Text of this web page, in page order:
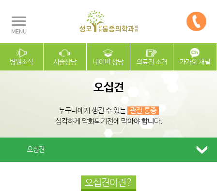
병원소식 시술상담 네이버 상담 의료진 소개 카카오 채널
오십견
누구나에게 생길 수 있는 관절 통증
심각하게 악화되기전에 막아야 합니다.
오십견
오십견이란?